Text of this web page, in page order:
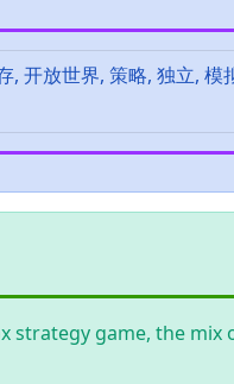
, 开放世界, 策略, 独立,
strategy game, the